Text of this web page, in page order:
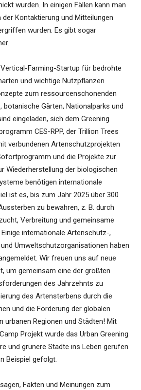
wurden. In einigen Fällen kann man
Kontaktierung und Mitteilungen
wurden. Es gibt sogar
Farming-Startup für bedrohte
und wichtige Nutzpflanzen
zum ressourcenschonenden
Gärten, Nationalparks und
eingeladen, sich dem Greening
CES-RPP, der Trillion Trees
verbundenen Artenschutzprojekten
und die Projekte zur
Wiederherstellung der biologischen
benötigen internationale
ist es, bis zum Jahr 2025 über 300
zu bewahren, z. B. durch
Verbreitung und gemeinsame
internationale Artenschutz-,
Umweltschutzorganisationen haben
Wir freuen uns auf neue
um gemeinsam eine der größten
des Jahrzehnts zu
des Artensterbens durch die
und die Förderung der globalen
urbanen Regionen und Städten! Mit
Projekt wurde das Urban Greening
und grünere Städte ins Leben gerufen
Beispiel gefolgt.
Fakten und Meinungen zum